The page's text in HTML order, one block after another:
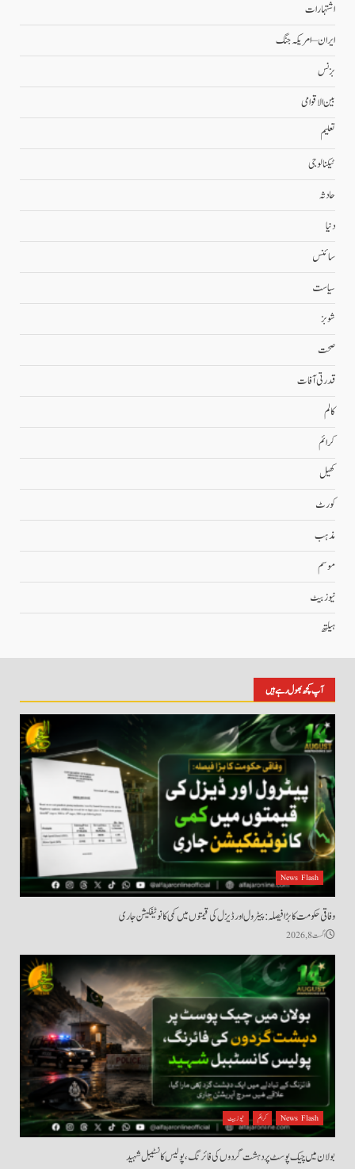
اشتہارات
ایران – امریکہ جنگ
بزنس
بین الاقوامی
تعلیم
ٹیکنالوجی
حادثہ
دنیا
سائنس
سیاست
شوبز
صحت
قدرتی آفات
کالم
کرائم
کھیل
کورٹ
مذہب
موسم
نیوز بیٹ
ہیلتھ
آپ کچھ بھول رہے ہیں
News Flash
وفاقی حکومت کا بڑا فیصلہ: پیٹرول اور ڈیزل کی قیمتوں میں کمی کا نوٹیفکیشن جاری
اگست 8, 2026
News Flash کرائم نیوز بیٹ
بولان میں چیک پوسٹ پر دہشت گردوں کی فائرنگ، پولیس کانسٹیبل شہید